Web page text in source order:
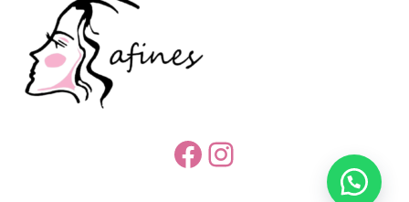
Facebook
Instagram